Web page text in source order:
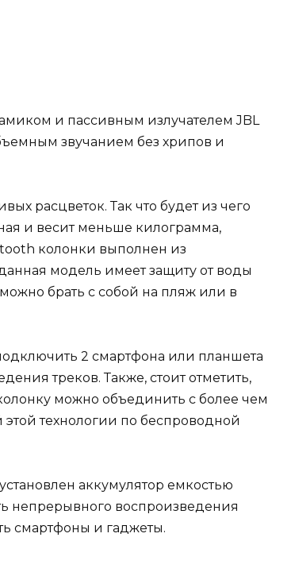
и пассивным излучателем JBL
звучанием без хрипов и
расцветок. Так что будет из чего
и весит меньше килограмма,
колонки выполнен из
модель имеет защиту от воды
брать с собой на пляж или в
2 смартфона или планшета
треков. Также, стоит отметить,
можно объединить с более чем
технологии по беспроводной
аккумулятор емкостью
непрерывного воспроизведения
смартфоны и гаджеты.